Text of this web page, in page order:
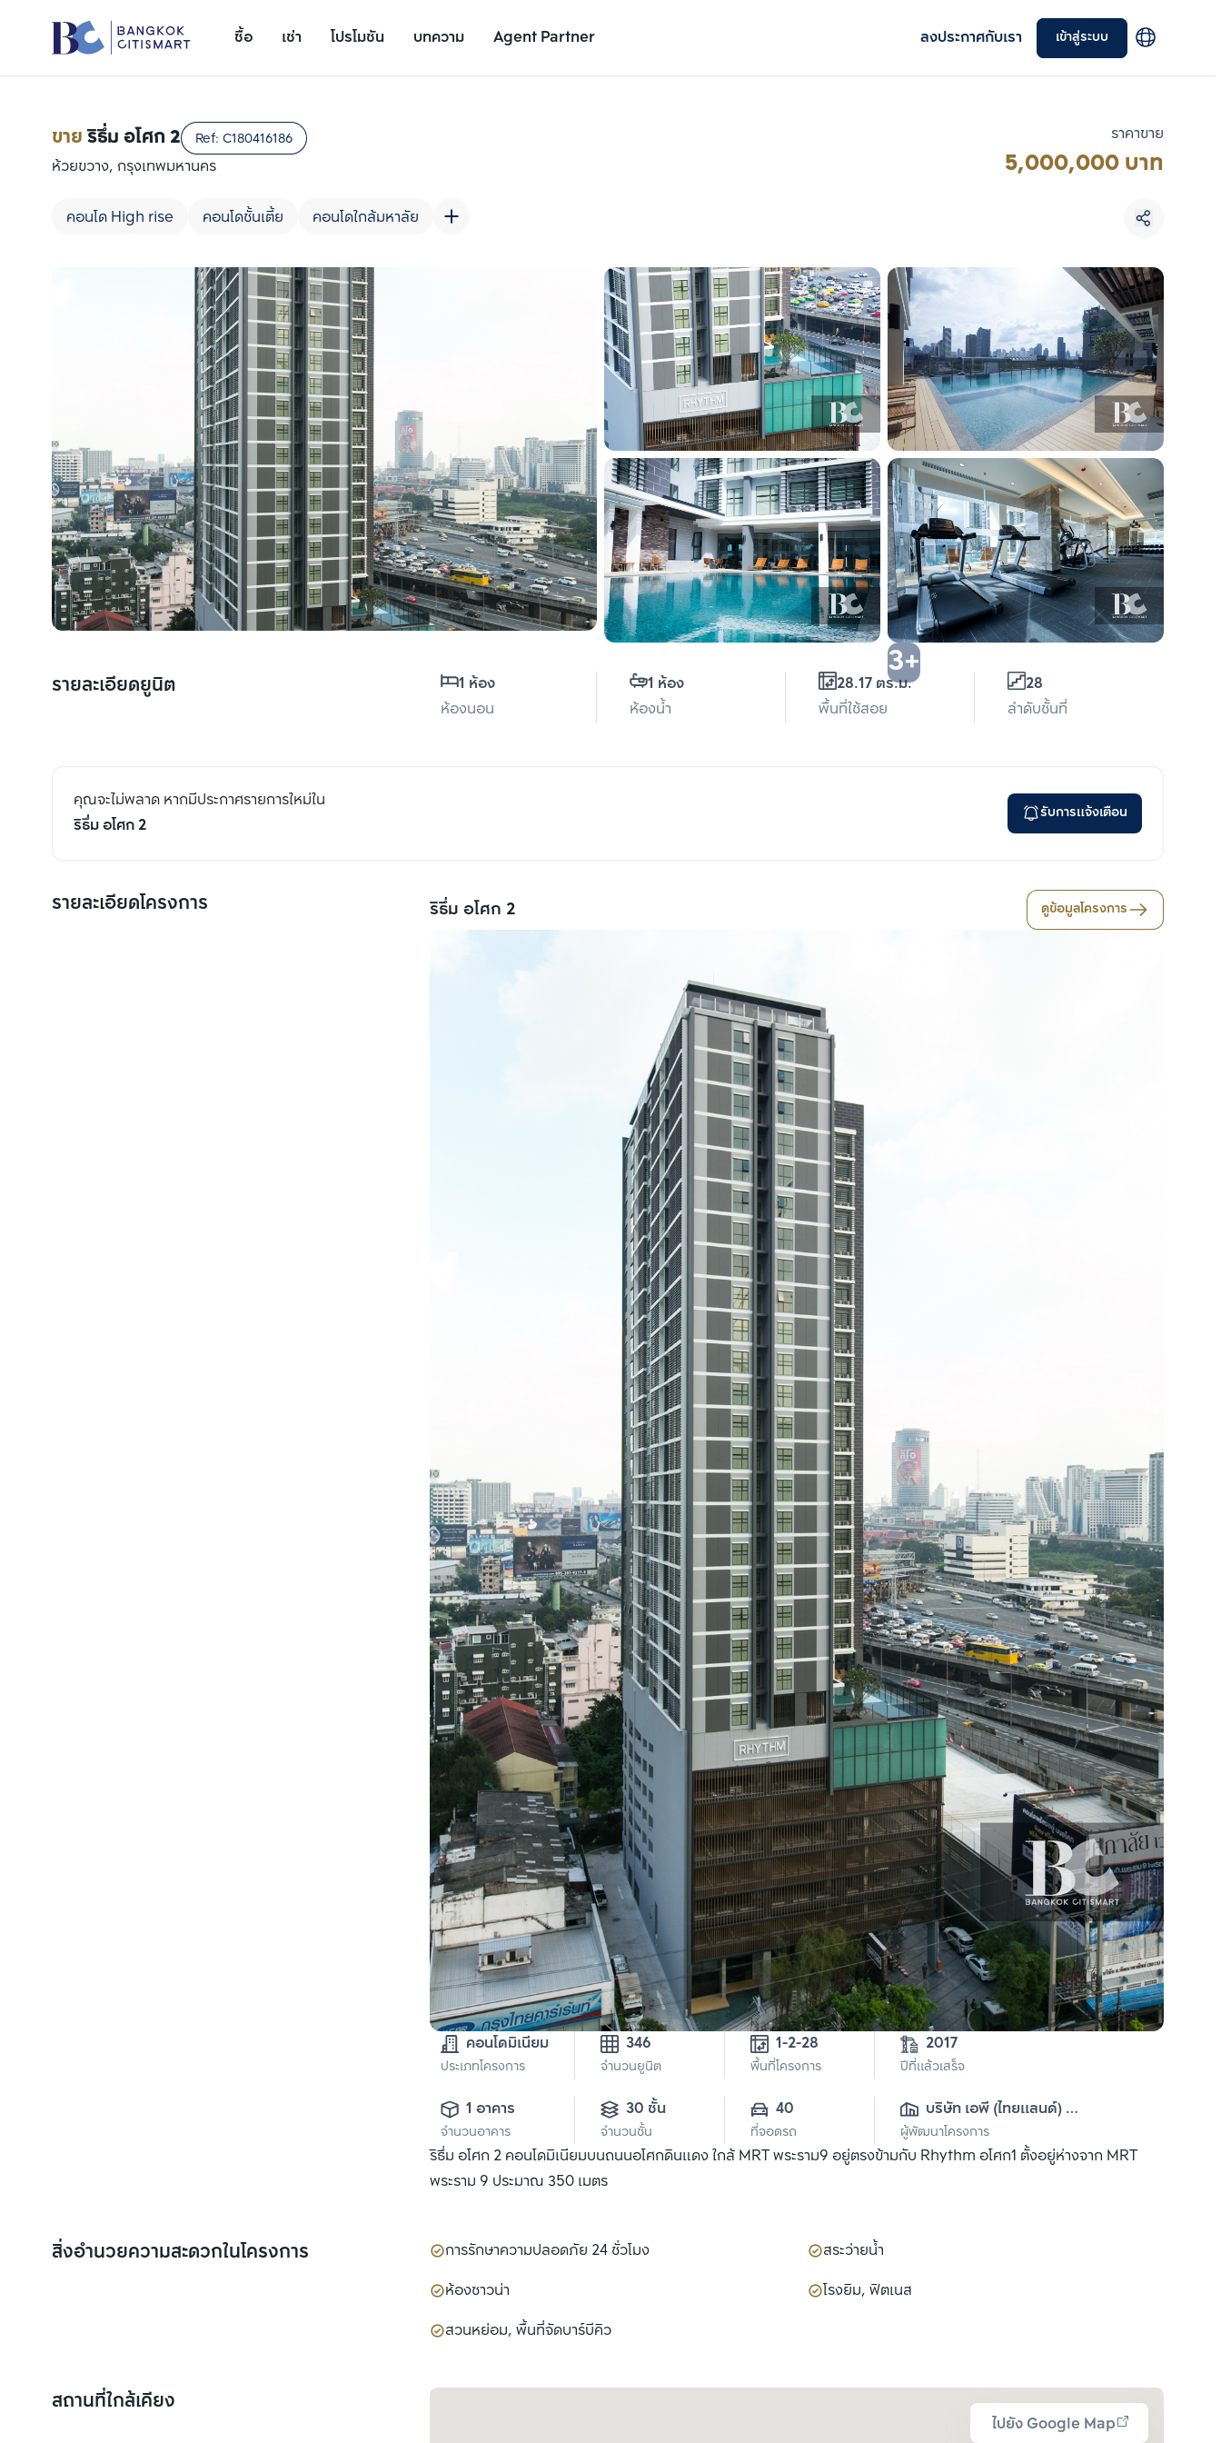
ซื้อ เช่า โปรโมชัน บทความ Agent Partner ลงประกาศกับเรา เข้าสู่ระบบ
รายละเอียดยูนิต
ขายริธึ่ม อโศก 2 Ref: C180416186
ห้วยขวาง, กรุงเทพมหานคร
คอนโด High rise คอนโดชั้นเตี้ย คอนโดใกล้มหาลัย
ราคาขาย
5,000,000 บาท
3+
รายละเอียดยูนิต
1 ห้อง
ห้องนอน
1 ห้อง
ห้องน้ำ
28.17 ตร.ม.
พื้นที่ใช้สอย
28
ลำดับชั้นที่
คุณจะไม่พลาด หากมีประกาศรายการใหม่ใน
ริธึ่ม อโศก 2
รับการแจ้งเตือน
รายละเอียดโครงการ ริธึ่ม อโศก 2 ดูข้อมูลโครงการ
คอนโดมิเนียม
ประเภทโครงการ
346
จำนวนยูนิต
1-2-28
พื้นที่โครงการ
2017
ปีที่แล้วเสร็จ
1 อาคาร
จำนวนอาคาร
30 ชั้น
จำนวนชั้น
40
ที่จอดรถ
บริษัท เอพี (ไทยแลนด์)
จำกัด(มหาชน)
ผู้พัฒนาโครงการ
ริธึ่ม อโศก 2 คอนโดมิเนียมบนถนนอโศกดินแดง ใกล้ MRT พระราม9 อยู่ตรงข้ามกับ Rhythm อโศก1 ตั้งอยู่ห่างจาก MRT
พระราม 9 ประมาณ 350 เมตร
สิ่งอำนวยความสะดวกในโครงการ การรักษาความปลอดภัย 24 ชั่วโมง
สระว่ายน้ำ
ห้องซาวน่า
โรงยิม, ฟิตเนส
สวนหย่อม, พื้นที่จัดบาร์บีคิว
สถานที่ใกล้เคียง
ไปยัง Google Map
เพิ่มยูนิตเปรียบเทียบ
รายการที่ 1
เพิ่มยูนิตเปรียบเทียบ
รายการที่ 3
เลือกยูนิตเพื่อเปรียบเทียบ
เลือกได้สูงสุด 3 รายการ
เปรียบเทียบ
ลบทั้งหมด